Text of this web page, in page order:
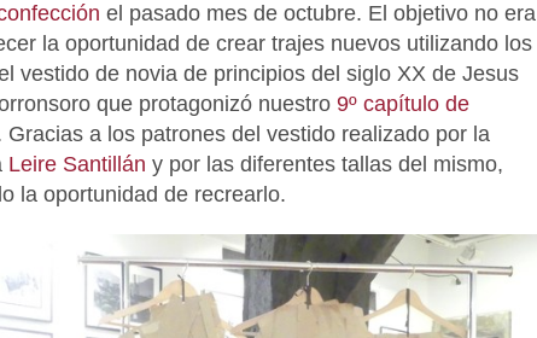
el pasado mes de octubre. El objetivo no era
la oportunidad de crear trajes nuevos utilizando los
vestido de novia de principios del siglo XX de Jesus
que protagonizó nuestro 9º capítulo de
Gracias a los patrones del vestido realizado por la
Leire Santillán y por las diferentes tallas del mismo,
la oportunidad de recrearlo.